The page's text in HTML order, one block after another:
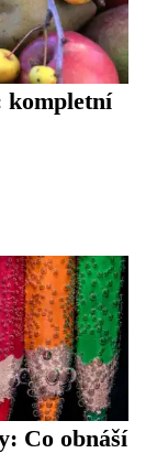
kompletní
Co obnáší